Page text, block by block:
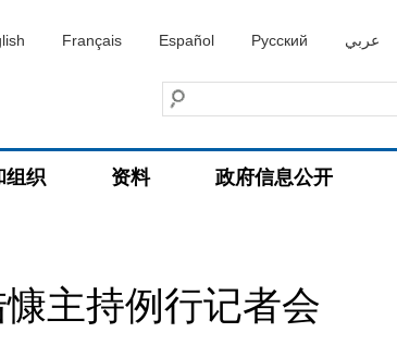
Français Español Русский عربي
组织 资料 政府信息公开
主持例行记者会